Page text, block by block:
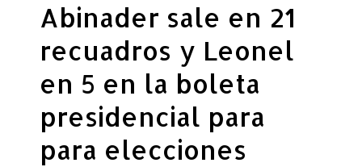
Abinader sale en 21
recuadros y Leonel
en 5 en la boleta
presidencial para
para elecciones